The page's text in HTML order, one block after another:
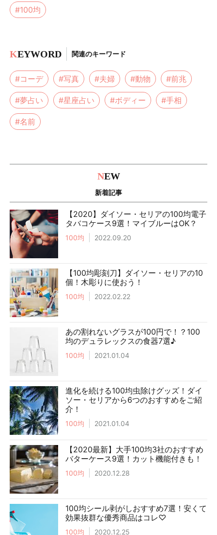
#100均
KEYWORD 関連のキーワード
#コーデ #写真 #夫婦 #動物 #前兆
#夢占い #星座占い #ボディー #手相
#名前
NEW
新着記事
【2020】ダイソー・セリアの100均電子
タバコケース9選！マイブルーはOK？
100均 2022.09.20
【100均彫刻刀】ダイソー・セリアの10
個！木彫りに使おう！
100均 2022.02.22
あの割れないグラスが100円で！？100
均のデュラレックスの食器7選♪
100均 2021.01.04
進化を続ける100均虫除けグッズ！ダイ
ソー・セリアから6つのおすすめをご紹
介！
100均 2021.01.04
【2020最新】大手100均3社のおすすめ
バターケース9選！カット機能付きも！
100均 2020.12.28
100均シール剥がしおすすめ7選！安くて
効果抜群な優秀商品はコレ♡
100均 2020.12.25